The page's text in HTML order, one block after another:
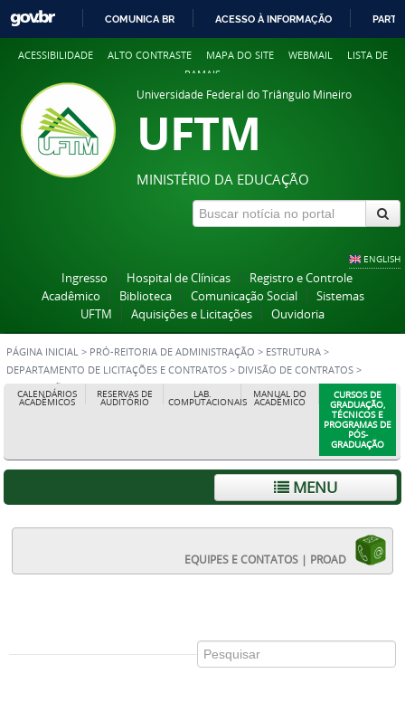
COMUNICA BR ACESSO À INFORMAÇÃO
ACESSIBILIDADE ALTO CONTRASTE MAPA DO SITE WEBMAIL
LISTA DE
RAMAIS
Universidade Federal do Triângulo Mineiro
UFTM
MINISTÉRIO DA EDUCAÇÃO
ENGLISH
Ingresso Hospital de Clínicas
Registro e Controle
Acadêmico
Biblioteca Comunicação Social
Sistemas
UFTM
Aquisições e Licitações Ouvidoria
PÁGINA INICIAL > PRÓ-REITORIA DE ADMINISTRAÇÃO > ESTRUTURA >
DEPARTAMENTO DE LICITAÇÕES E CONTRATOS > DIVISÃO DE CONTRATOS >
ORIENTAÇÕES E MATERIAL DE APOIO
CALENDÁRIOS
ACADÊMICOS
RESERVAS DE
AUDITÓRIO
LAB.
COMPUTACIONAIS
MANUAL DO
ACADÊMICO
CURSOS DE
GRADUAÇÃO,
TÉCNICOS E
PROGRAMAS DE
PÓS-
GRADUAÇÃO
MENU
EQUIPES E CONTATOS | PROAD